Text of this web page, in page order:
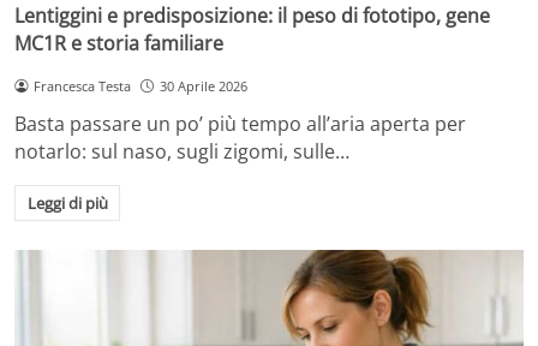
Lentiggini e predisposizione: il peso di fototipo, gene
MC1R e storia familiare
Francesca Testa 30 Aprile 2026
Basta passare un po’ più tempo all’aria aperta per
notarlo: sul naso, sugli zigomi, sulle…
Leggi di più